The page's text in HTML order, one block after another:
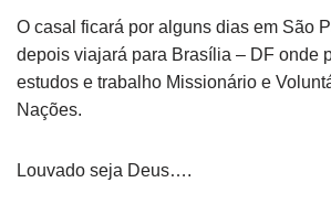
O casal ficará por alguns dias em São
depois viajará para Brasília – DF onde
estudos e trabalho Missionário e
Nações.
Louvado seja Deus….